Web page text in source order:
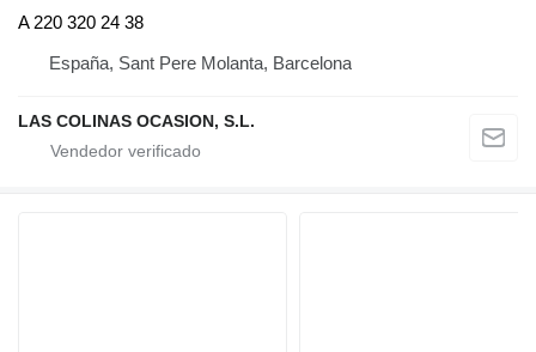
A 220 320 24 38
España, Sant Pere Molanta, Barcelona
LAS COLINAS OCASION, S.L.